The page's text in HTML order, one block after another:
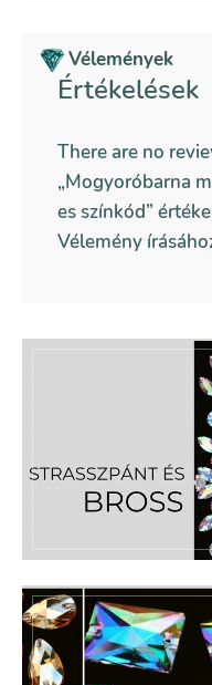
Vélemények
Értékelések
There are no
„Mogyoróbarna
es színkód”
Vélemény